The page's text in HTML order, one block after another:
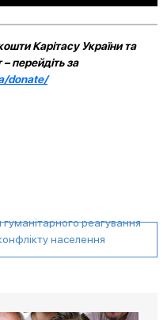
Карітасу України та
перейдіть за
donate/
реагування
населення